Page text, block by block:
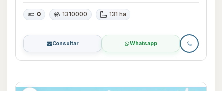
0 1310000 131 ha
Consultar Whatsapp